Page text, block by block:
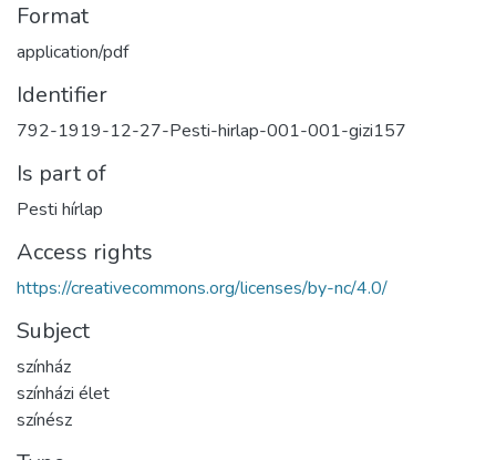
Format
application/pdf
Identifier
792-1919-12-27-Pesti-hirlap-001-001-gizi157
Is part of
Pesti hírlap
Access rights
https://creativecommons.org/licenses/by-nc/4.0/
Subject
színház
színházi élet
színész